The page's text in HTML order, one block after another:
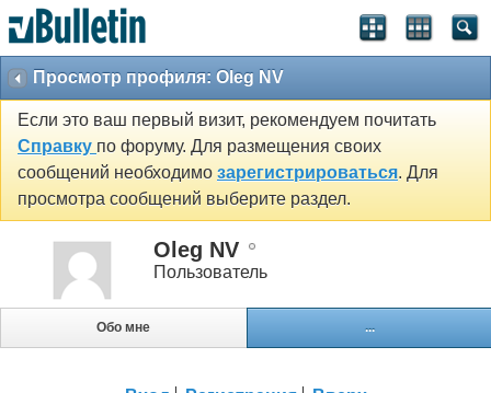
Просмотр профиля: Oleg NV
Если это ваш первый визит, рекомендуем почитать
Справку по форуму. Для размещения своих
сообщений необходимо зарегистрироваться. Для
просмотра сообщений выберите раздел.
Oleg NV
Пользователь
Обо мне ...